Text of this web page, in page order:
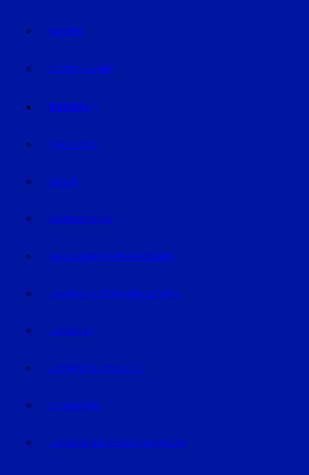
BAYERN
DEUTSCHLAND
REGION
STRAUBING
BOGEN
GEISELHÖRING
MALLERSDORF-PFAFFENBERG
LANDKREIS STRAUBING-BOGEN
LANDSHUT
LANDKREIS LANDSHUT
DINGOLFING
LANDKREIS DINGOLFING-LANDAU